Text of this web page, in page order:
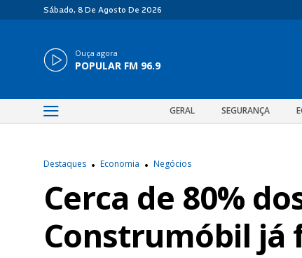
Sábado, 8 De Agosto De 2026
Ouça agora
POPULAR FM 96.9
GERAL SEGURANÇA
Destaques Economia Negócios
Cerca de 80%
Construmóbil já